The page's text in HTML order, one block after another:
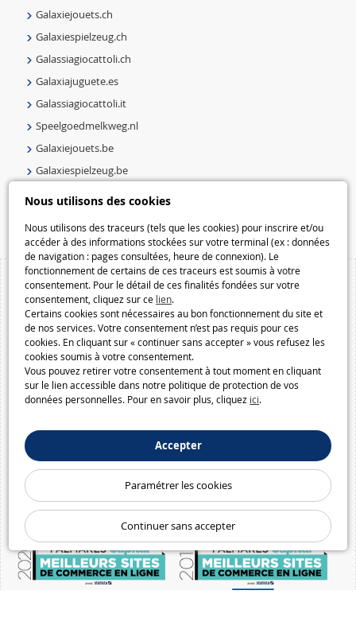
Nous utilisons des cookies
Nous utilisons des traceurs (tels que les cookies) pour inscrire et/ou
accéder à des informations stockées sur votre terminal (ex : données
de navigation : pages consultées, heure de connexion). Le
fonctionnement de certains de ces traceurs est soumis à votre
consentement. Pour le détail de ces finalités fondées sur votre
consentement, cliquez sur ce lien.
Certains cookies sont nécessaires au bon fonctionnement du site et
de nos services. Votre consentement n’est pas requis pour ces
cookies. En cliquant sur « continuer sans accepter » vous refusez les
cookies soumis à votre consentement.
Vous pouvez retirer votre consentement à tout moment en cliquant
sur le lien accessible dans notre politique de protection de vos
données personnelles. Pour en savoir plus, cliquez ici.
Accepter
Paramétrer les cookies
Continuer sans accepter
Galaxiejouets.ch
Galaxiespielzeug.ch
Galassiagiocattoli.ch
Galaxiajuguete.es
Galassiagiocattoli.it
Speelgoedmelkweg.nl
Galaxiejouets.be
Galaxiespielzeug.be